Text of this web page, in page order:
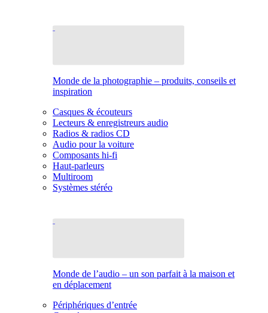
Monde de la photographie – produits, conseils et
inspiration
Casques & écouteurs
Lecteurs & enregistreurs audio
Radios & radios CD
Audio pour la voiture
Composants hi-fi
Haut-parleurs
Multiroom
Systèmes stéréo
Monde de l’audio – un son parfait à la maison et
en déplacement
Périphériques d’entrée